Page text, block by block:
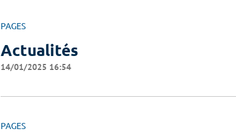
PAGES
Actualités
14/01/2025 16:54
PAGES